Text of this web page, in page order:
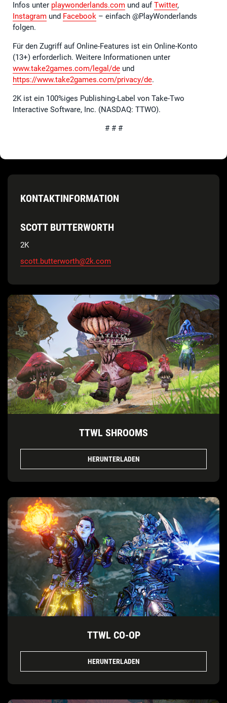
Infos unter playwonderlands.com und aufTwitter,
Instagram und Facebook – einfach @PlayWonderlands
folgen.
Für den Zugriff auf Online-Features ist ein Online-Konto
(13+) erforderlich. Weitere Informationen unter
www.take2games.com/legal/de und
https://www.take2games.com/privacy/de.
2K ist ein 100%iges Publishing-Label von Take-Two
Interactive Software, Inc. (NASDAQ: TTWO).
# # #
KONTAKTINFORMATION
SCOTT BUTTERWORTH
2K
scott.butterworth@2k.com
TTWL SHROOMS
HERUNTERLADEN
TTWL CO-OP
HERUNTERLADEN